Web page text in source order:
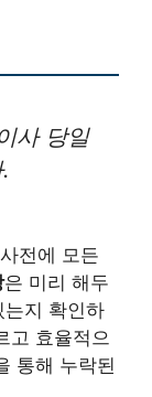
사 당일
전에 모든
은 미리 해두
지 확인하
고 효율적으
통해 누락된